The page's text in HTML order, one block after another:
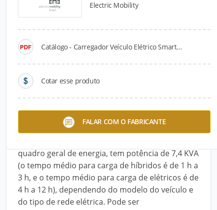
Electric Mobility
Catálogo - Carregador Veículo Elétrico Smart...
Cotar esse produto
FALAR COM O FABRICANTE
Detalhes do produto
O Carregador Veículo Elétrico ​Smart Charger - 7,4
condomínios residenciais ou comerciais, quando
existe a necessidade de fazer rateio de consumo
quadro geral de energia, tem potência de 7,4 KVA
(o tempo médio para carga de híbridos é de 1 h a
3 h, e o tempo médio para carga de elétricos é de
4 h a 12 h), dependendo do modelo do veículo e
do tipo de rede elétrica. Pode ser